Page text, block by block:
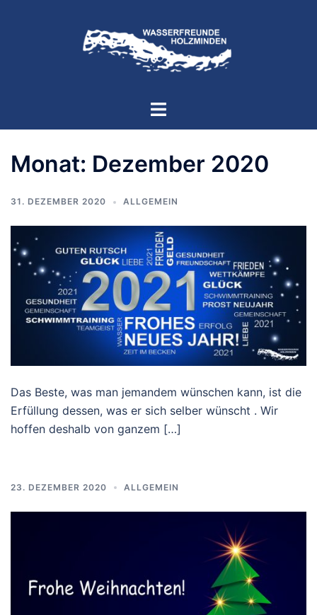
Menü
Monat: Dezember 2020
31. DEZEMBER 2020 ALLGEMEIN
Das Beste, was man jemandem wünschen kann, ist die
Erfüllung dessen, was er sich selber wünscht . Wir
hoffen deshalb von ganzem […]
23. DEZEMBER 2020 ALLGEMEIN